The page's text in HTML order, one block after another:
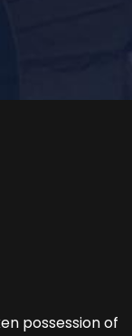
possession of